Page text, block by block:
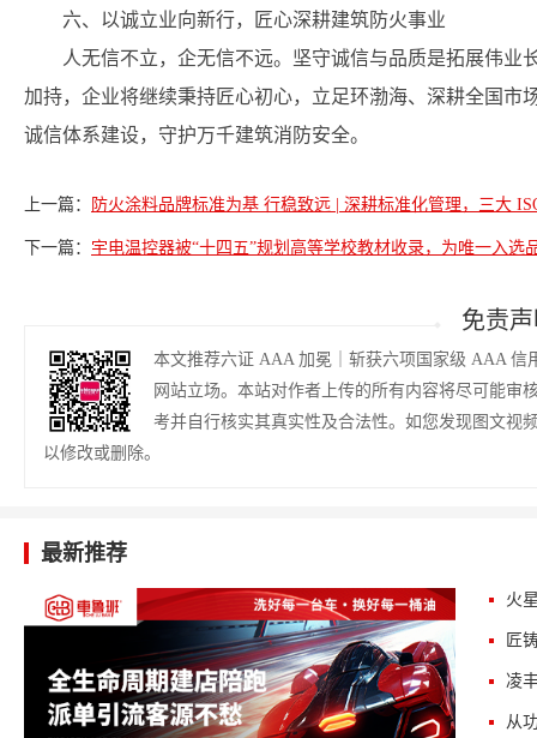
六、以诚立业向新行，匠心深耕建筑防火事业
人无信不立，企无信不远。坚守诚信与品质是拓展伟
加持，企业将继续秉持匠心初心，立足环渤海、深耕全国市
诚信体系建设，守护万千建筑消防安全。
上一篇： 防火涂料品牌标准为基 行稳致远 | 深耕标准化管理，三大
下一篇： 宇电温控器被“十四五”规划高等学校教材收录，为唯一入选
免责
本文推荐六证 AAA 加冕｜斩获六项国家级 AAA
网站立场。本站对作者上传的所有内容将尽可能审
考并自行核实其真实性及合法性。如您发现图文视
以修改或删除。
最新推荐
火
匠